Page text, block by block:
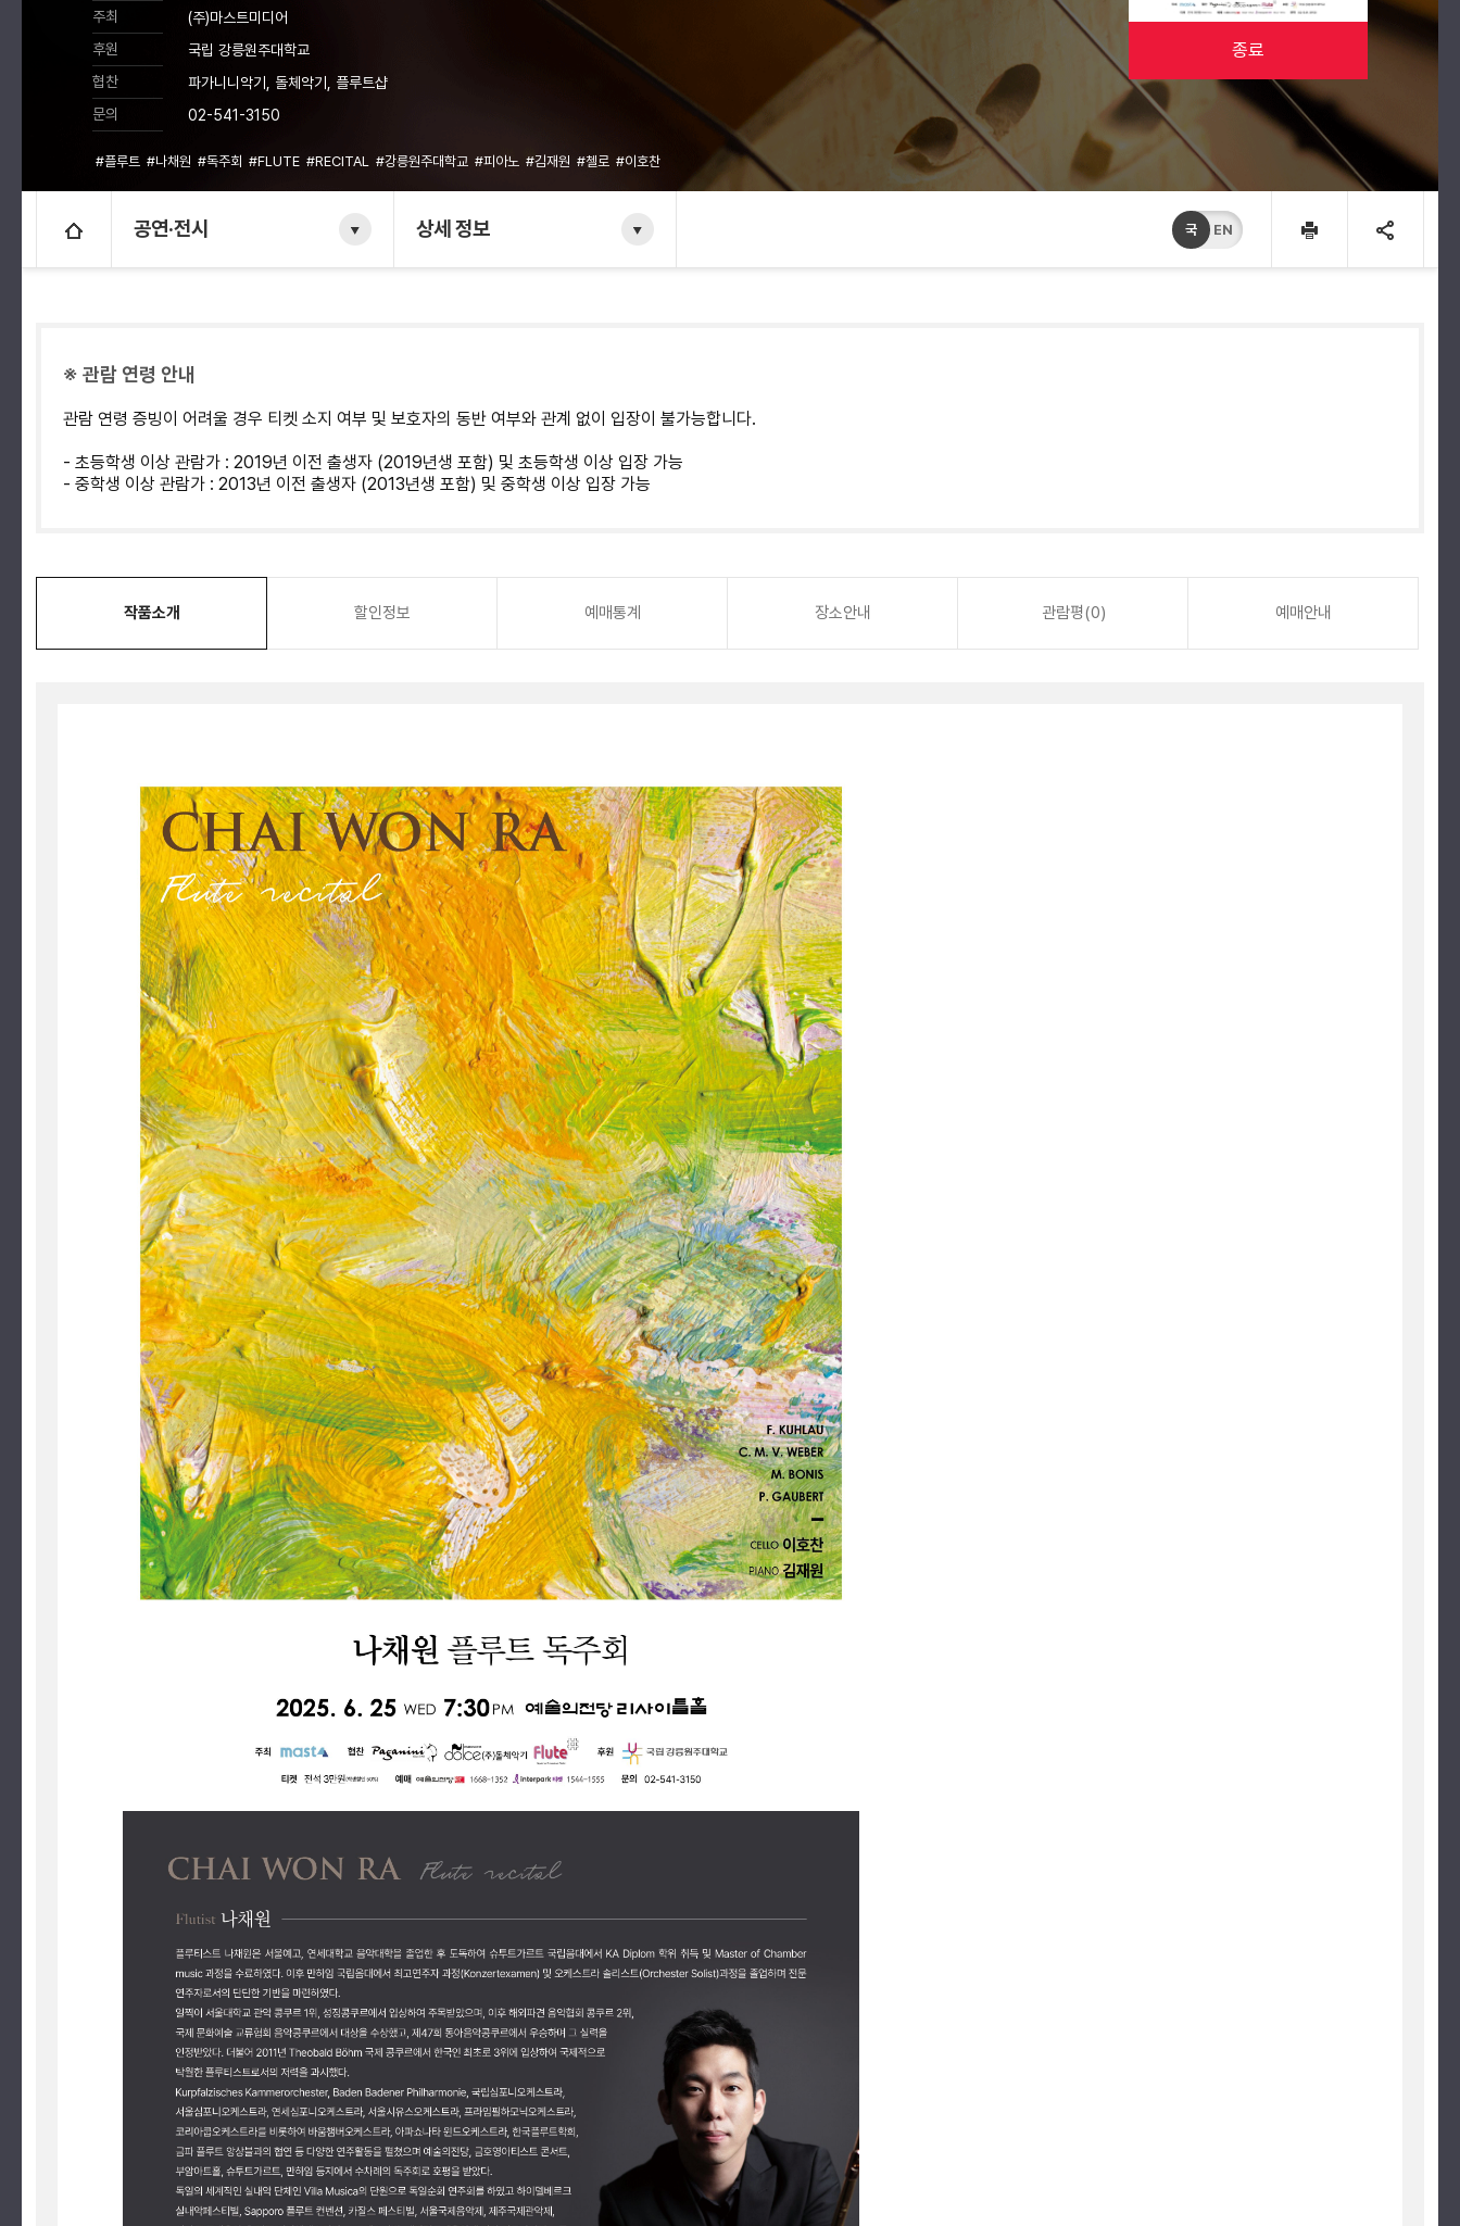
주최
(주)마스트미디어
후원
국립 강릉원주대학교
협찬
파가니니악기, 돌체악기, 플루트샵
문의
02-541-3150
#플루트 #나채원 #독주회 #FLUTE #RECITAL #강릉원주대학교 #피아노 #김재원 #첼로 #이호찬
종료
공연·전시 상세 정보 국 EN
※ 관람 연령 안내
관람 연령 증빙이 어려울 경우 티켓 소지 여부 및 보호자의 동반 여부와 관계 없이 입장이 불가능합니다.
- 초등학생 이상 관람가 : 2019년 이전 출생자 (2019년생 포함) 및 초등학생 이상 입장 가능
- 중학생 이상 관람가 : 2013년 이전 출생자 (2013년생 포함) 및 중학생 이상 입장 가능
작품소개 할인정보 예매통계 장소안내 관람평(0) 예매안내